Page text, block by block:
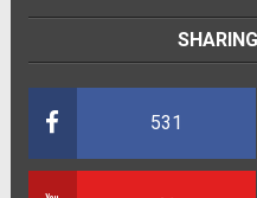
531